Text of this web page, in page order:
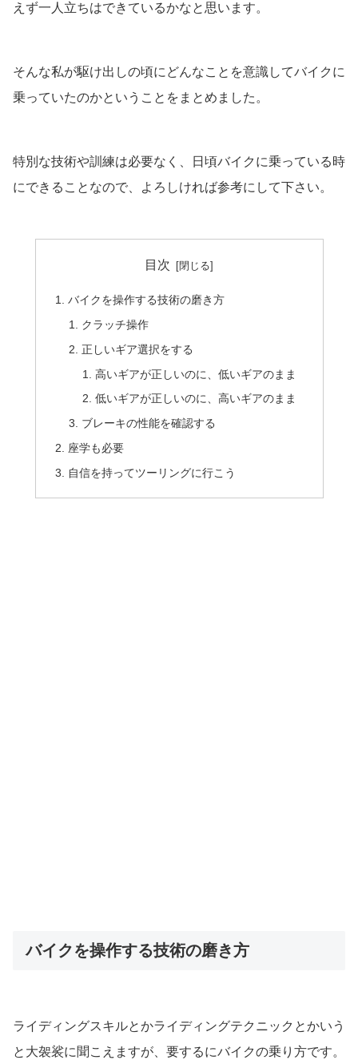
えず一人立ちはできているかなと思います。
そんな私が駆け出しの頃にどんなことを意識してバイクに
乗っていたのかということをまとめました。
特別な技術や訓練は必要なく、日頃バイクに乗っている時
にできることなので、よろしければ参考にして下さい。
目次
バイクを操作する技術の磨き方
クラッチ操作
正しいギア選択をする
高いギアが正しいのに、低いギアのまま
低いギアが正しいのに、高いギアのまま
ブレーキの性能を確認する
座学も必要
自信を持ってツーリングに行こう
バイクを操作する技術の磨き方
ライディングスキルとかライディングテクニックとかいう
と大袈裟に聞こえますが、要するにバイクの乗り方です。